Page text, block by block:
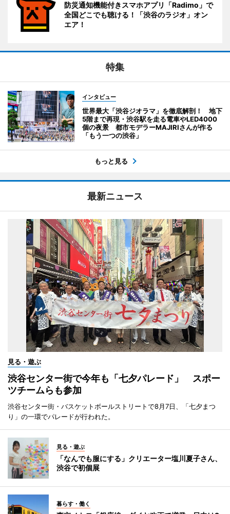
防災通知機能付きスマホアプリ「Radimo」で
全国どこでも聴ける！「渋谷のラジオ」オン
エア！
特集
インタビュー
世界最大「渋谷ジオラマ」を徹底解剖！ 地下
5階まで再現・渋谷駅を走る電車やLED4000
個の夜景 都市モデラーMAJIRIさんが作る
「もう一つの渋谷」
もっと見る
最新ニュース
見る・遊ぶ
渋谷センター街で今年も「七夕パレード」 スポー
ツチームらも参加
渋谷センター街・バスケットボールストリートで8月7日、「七夕まつ
り」の一環でパレードが行われた。
見る・遊ぶ
「なんでも服にする」クリエーター塩川夏子さん、
渋谷で初個展
暮らす・働く